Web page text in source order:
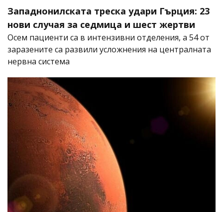
Западнонилската треска удари Гърция: 23
нови случая за седмица и шест жертви
Осем пациенти са в интензивни отделения, а 54 от
заразените са развили усложнения на централната
нервна система